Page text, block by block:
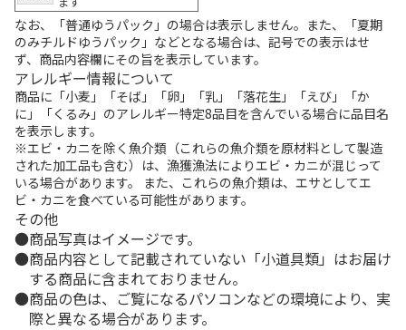
なお、「普通ゆうパック」の場合は表示しません。また、「夏期
のみチルドゆうパック」などとなる場合は、記号での表示はせ
ず、商品内容欄にその旨を表示しています。
アレルギー情報について
商品に「小麦」「そば」「卵」「乳」「落花生」「えび」「か
に」「くるみ」のアレルギー特定8品目を含んでいる場合に品目名
を表示します。
※エビ・カニを除く魚介類（これらの魚介類を原材料として製造
された加工品も含む）は、漁獲漁法によりエビ・カニが混じって
いる場合があります。 また、これらの魚介類は、エサとしてエ
ビ・カニを食べている可能性があります。
その他
商品写真はイメージです。
商品内容として記載されていない「小道具類」はお届け
する商品に含まれておりません。
商品の色は、ご覧になるパソコンなどの環境により、実
際と異なる場合があります。